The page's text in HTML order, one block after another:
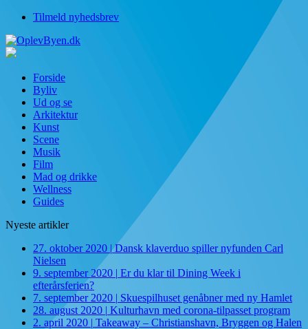
Tilmeld nyhedsbrev
Forside
Byliv
Ud og se
Arkitektur
Kunst
Scene
Musik
Film
Mad og drikke
Wellness
Guides
Nyeste artikler
27. oktober 2020 | Dansk klaverduo spiller nyfunden Carl
Nielsen
9. september 2020 | Er du klar til Dining Week i
efterårsferien?
7. september 2020 | Skuespilhuset genåbner med ny Hamlet
28. august 2020 | Kulturhavn med corona-tilpasset program
2. april 2020 | Takeaway – Christianshavn, Bryggen og Halen